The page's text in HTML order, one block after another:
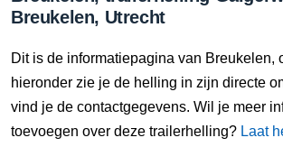
Breukelen, Utrecht
Dit is de informatiepagina van Breukelen,
hieronder zie je de helling in zijn directe
vind je de contactgegevens. Wil je meer
toevoegen over deze trailerhelling? Laat